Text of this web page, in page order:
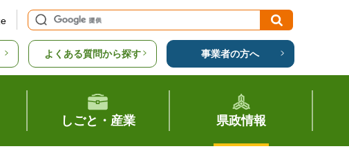
よくある質問から探す 事業者の方へ
しごと・産業 県政情報